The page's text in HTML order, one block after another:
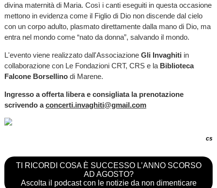
divina maternità di Maria. Così i canti eseguiti in questa occasione
mettono in evidenza come il Figlio di Dio non discende dal cielo
con un corpo adulto, plasmato direttamente dalla mano di Dio, ma
entra nel mondo come “nato da donna”, salvando il mondo.
L'evento viene realizzato dall'Associazione Gli Invaghiti in
collaborazione con Le Fondazioni CRT, CRS e la Biblioteca
Falcone Borsellinodi Marene.
Ingresso a offerta libera e consigliata la prenotazione
scrivendo aconcerti.invaghiti@gmail.com
cs
TI RICORDI COSA È SUCCESSO L’ANNO SCORSO
AD AGOSTO?
Ascolta il podcast con le notizie da non dimenticare